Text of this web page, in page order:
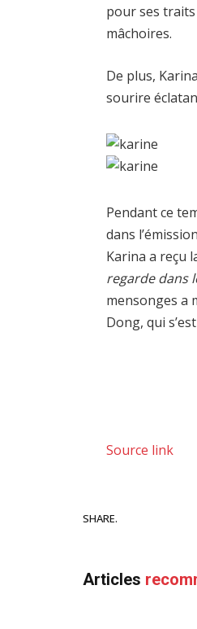
pour ses
mâchoires.
De plus,
sourire
Pendant ce
dans
Karina a reçu
regarde dans
mensonges a
Dong, qui
Source link
SHARE.
Articles